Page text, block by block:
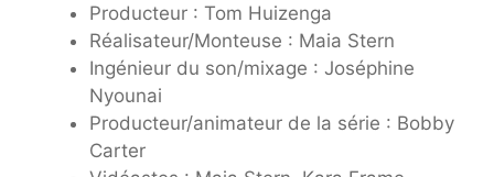
Producteur : Tom Huizenga
Réalisateur/Monteuse : Maia Stern
Ingénieur du son/mixage : Joséphine
Nyounai
Producteur/animateur de la série : Bobby
Carter